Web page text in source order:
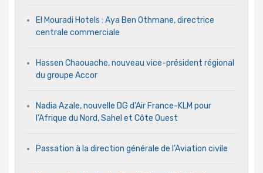
El Mouradi Hotels : Aya Ben Othmane, directrice
centrale commerciale
Hassen Chaouache, nouveau vice-président régional
du groupe Accor
Nadia Azale, nouvelle DG d’Air France-KLM pour
l’Afrique du Nord, Sahel et Côte Ouest
Passation à la direction générale de l’Aviation civile